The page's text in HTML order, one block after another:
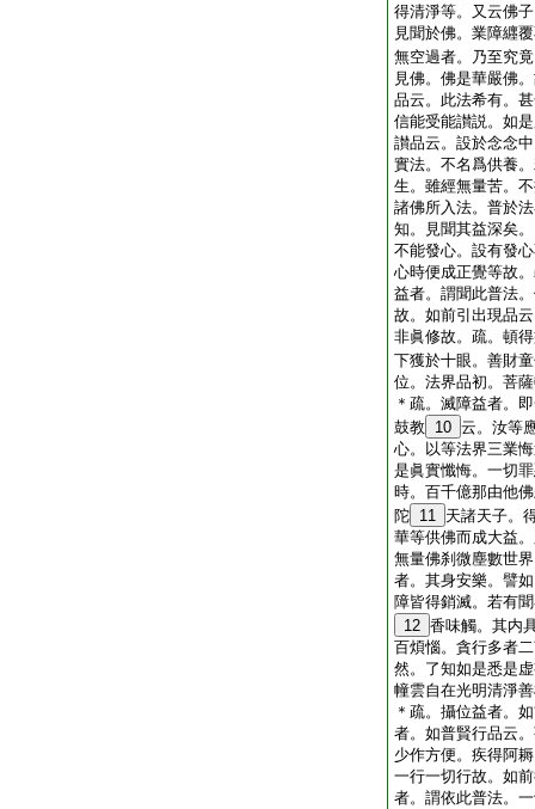
得清淨等。又云佛
見聞於佛。業障纒
無空過者。乃至究
見佛。佛是華嚴佛
品云。此法希有。
信能受能讃説。如
讃品云。設於念念
實法。不名爲供養
生。雖經無量苦。
諸佛所入法。普於
知。見聞其益深矣
不能發心。設有發
心時便成正覺等故
益者。謂聞此普法
故。如前引出現品
非眞修故。疏。頓
下獲於十眼。善財
位。法界品初。菩
＊疏。滅障益者。
鼓教 10 云。汝等
心。以等法界三業
是眞實懺悔。一切
時。百千億那由他
陀 11 天諸天子。
華等供佛而成大益
無量佛刹微塵數世
者。其身安樂。譬
障皆得銷滅。若有
12 香味觸。其内
百煩惱。貪行多者
然。了知如是悉是
幢雲自在光明清淨
＊疏。攝位益者。
者。如普賢行品云
少作方便。疾得阿
一行一切行故。如
者。謂依此普法。